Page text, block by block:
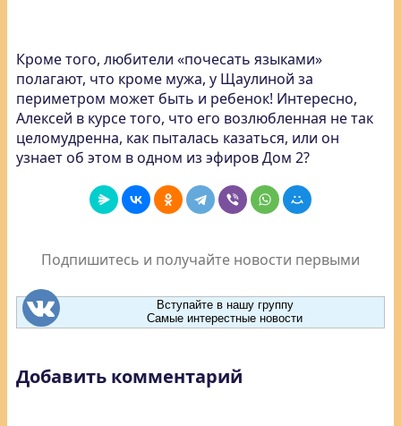
Кроме того, любители «почесать языками»
полагают, что кроме мужа, у Щаулиной за
периметром может быть и ребенок! Интересно,
Алексей в курсе того, что его возлюбленная не так
целомудренна, как пыталась казаться, или он
узнает об этом в одном из эфиров Дом 2?
Подпишитесь и получайте новости первыми
Вступайте в нашу группу
Самые интерестные новости
Добавить комментарий